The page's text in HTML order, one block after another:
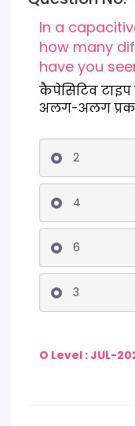
In a
how many
have you
कैपेसिटिव
अलग-अलग
2
4
6
3
O Level : JUL-